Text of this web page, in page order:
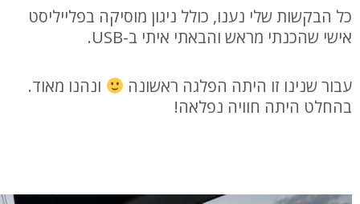
כל הבקשות שלי נענו, כולל ניגון מוסיקה בפלייליסט
אישי שהכנתי מראש והבאתי איתי ב-USB.
עבור שנינו זו היתה הפלגה ראשונה
ונהנו מאוד.
בהחלט היתה חוויה נפלאה!